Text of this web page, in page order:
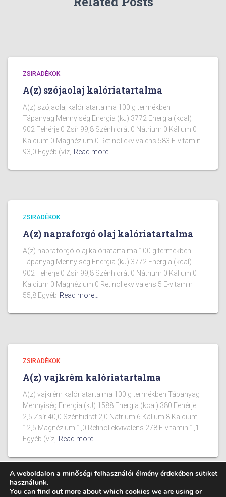
ZSIRADÉKOK
A(z) szójaolaj kalóriatartalma
A(z) szójaolaj kalóriatartalma 100 g termékben
Tápanyag Mennyiség Energia (kJ) 3772 Energia (kcal)
902 Fehérje 0 Zsír 99,8 Szénhidrát 0 Nátrium 0 Kálium 0
Kalcium 0 Magnézium 0 Retinol ekvivalens 583 E-vitamin
93,0 Egyéb (víz, Read more…
ZSIRADÉKOK
A(z) napraforgó olaj kalóriatartalma
A(z) napraforgó olaj kalóriatartalma 100 g termékben
Tápanyag Mennyiség Energia (kJ) 3772 Energia (kcal)
902 Fehérje 0 Zsír 99,8 Szénhidrát 0 Nátrium 0 Kálium 0
Kalcium 0 Magnézium 0 Retinol ekvivalens 5 E-vitamin
55,8 Egyéb Read more…
ZSIRADÉKOK
A(z) vajkrém kalóriatartalma
A(z) vajkrém kalóriatartalma 100 g termékben Tápanyag
Mennyiség Energia (kJ) 1588 Energia (kcal) 380 Fehérje
2,5 Zsír 40,0 Szénhidrát 2,0 Nátrium 6 Kálium 8 Kalcium
12,5 Magnézium 1,0 Retinol ekvivalens 278 E-vitamin 1,1
Egyéb (víz, Read more…
A weboldalon a minőségi felhasználói élmény érdekében sütiket
használunk.
You can find out more about which cookies we are using or